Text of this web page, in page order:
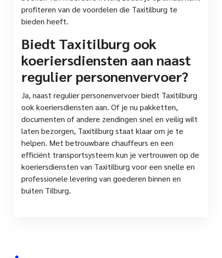
profiteren van de voordelen die Taxitilburg te
bieden heeft.
Biedt Taxitilburg ook
koeriersdiensten aan naast
regulier personenvervoer?
Ja, naast regulier personenvervoer biedt Taxitilburg
ook koeriersdiensten aan. Of je nu pakketten,
documenten of andere zendingen snel en veilig wilt
laten bezorgen, Taxitilburg staat klaar om je te
helpen. Met betrouwbare chauffeurs en een
efficiënt transportsysteem kun je vertrouwen op de
koeriersdiensten van Taxitilburg voor een snelle en
professionele levering van goederen binnen en
buiten Tilburg.